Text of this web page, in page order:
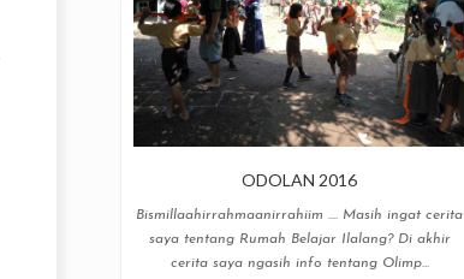
ODOLAN 2016
Bismillaahirrahmaanirrahiim .... Masih ingat cerita
saya tentang Rumah Belajar Ilalang? Di akhir
cerita saya ngasih info tentang Olimp...